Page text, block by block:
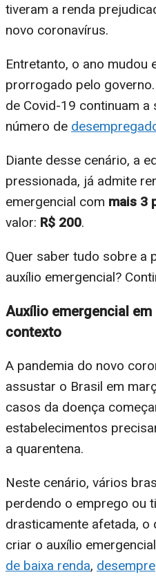
tiveram a renda
novo coronavírus.
Entretanto, o ano mudou
prorrogado pelo
de Covid-19 continuam a
número de
Diante desse cenário, a
pressionada, já admite
emergencial com mais 3
valor: R$ 200.
Quer saber tudo sobre a
auxílio emergencial?
Auxílio emergencial em
contexto
A pandemia do novo
assustar o Brasil em
casos da doença
estabelecimentos
a quarentena.
Neste cenário, vários
perdendo o emprego ou
drasticamente afetada,
criar o auxílio
de baixa renda,